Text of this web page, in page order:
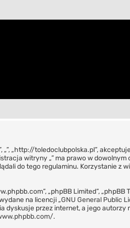
„”, „http://toledoclubpolska.pl”,
witryny „” ma prawo w
do tego regulaminu. Korzystanie z
„phpBB Limited”,
na licencji „GNU General Public
dyskusje przez internet, a jego
.